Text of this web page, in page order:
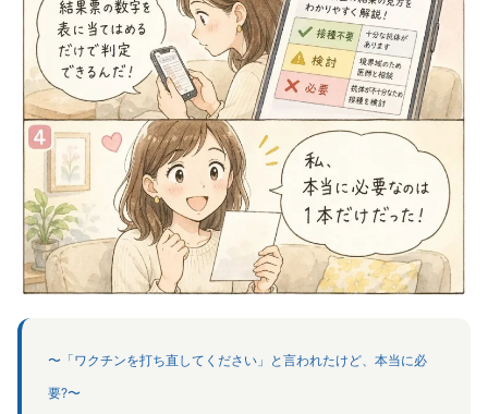
〜「ワクチンを打ち直してください」と言われたけど、本当に必
要?〜